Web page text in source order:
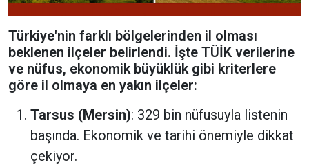
Türkiye'nin farklı bölgelerinden il olması
beklenen ilçeler belirlendi. İşte TÜİK verilerine
ve nüfus, ekonomik büyüklük gibi kriterlere
göre il olmaya en yakın ilçeler:
Tarsus (Mersin): 329 bin nüfusuyla listenin
başında. Ekonomik ve tarihi önemiyle dikkat
çekiyor.